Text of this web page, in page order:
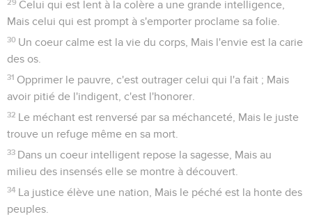
29 Celui qui est lent à la colère a une grande intelligence,
Mais celui qui est prompt à s'emporter proclame sa folie.
30 Un coeur calme est la vie du corps, Mais l'envie est la carie
des os.
31 Opprimer le pauvre, c'est outrager celui qui l'a fait ; Mais
avoir pitié de l'indigent, c'est l'honorer.
32 Le méchant est renversé par sa méchanceté, Mais le juste
trouve un refuge même en sa mort.
33 Dans un coeur intelligent repose la sagesse, Mais au
milieu des insensés elle se montre à découvert.
34 La justice élève une nation, Mais le péché est la honte des
peuples.